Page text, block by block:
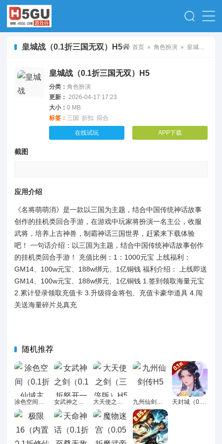
皇城战（0.1折三国无双）H5 首页 » 角色扮演 » 皇城战（0.1折三国无双）H5
皇城战（0.1折三国无双）H5
分类： 角色扮演
更新： 2026-04-17 17:23
大小： 0 MB
标签： 三国 折扣 回合
在线试玩 APP下载
截图
应用介绍
《名将萌萌消》是一款以三国为主题，结合中国传统神话故事
创作的挂机类回合手游，在游戏中玩家将扮演一名主公，收服
武将，培养上古神兽，制霸神话三国世界，赶紧来下载体验
吧！ 一句话介绍：以三国为主题，结合中国传统神话故事创作
的挂机类回合手游！ 充值比例：1：1000元宝 上线福利：
GM14、100w元宝、188w绑元、1亿铜钱 福利介绍： 上线即送
GM14、100w元宝、188w绑元、1亿铜钱 1.签到领取海量元宝
2.累计登录领取充值卡 3.升级得金将包、充值卡豪华道具 4.闯
关送海量碎片兑真充
随机推荐
九州仙剑传H5